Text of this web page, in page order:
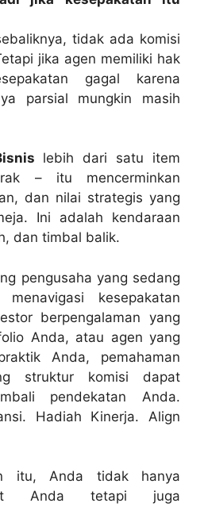
tidak ada komisi
jika agen memiliki hak
gagal karena
parsial mungkin masih
lebih dari satu item
– itu mencerminkan
dan nilai strategis yang
Ini adalah kendaraan
dan timbal balik.
pengusaha yang sedang
kesepakatan
berpengalaman yang
Anda, atau agen yang
Anda, pemahaman
struktur komisi dapat
pendekatan Anda.
Hadiah Kinerja. Align
itu, Anda tidak hanya
Anda tetapi juga